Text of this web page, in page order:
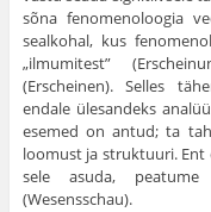
sõna fenomenoloogia
sealkohal, kus
„ilmumitest”
(Erscheinen). Selles
endale ülesandeks
esemed on antud; ta
loomust ja struktuuri. Ent
sele asuda, peatume
(Wesensschau).